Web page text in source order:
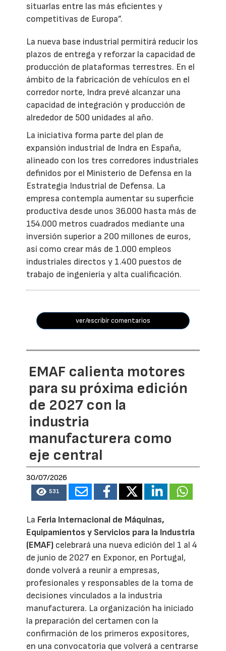
situarlas entre las más eficientes y
competitivas de Europa”.
La nueva base industrial permitirá reducir los
plazos de entrega y reforzar la capacidad de
producción de plataformas terrestres. En el
ámbito de la fabricación de vehículos en el
corredor norte, Indra prevé alcanzar una
capacidad de integración y producción de
alrededor de 500 unidades al año.
La iniciativa forma parte del plan de
expansión industrial de Indra en España,
alineado con los tres corredores industriales
definidos por el Ministerio de Defensa en la
Estrategia Industrial de Defensa. La
empresa contempla aumentar su superficie
productiva desde unos 36.000 hasta más de
154.000 metros cuadrados mediante una
inversión superior a 200 millones de euros,
así como crear más de 1.000 empleos
industriales directos y 1.400 puestos de
trabajo de ingeniería y alta cualificación.
ver/escribir comentarios
EMAF calienta motores
para su próxima edición
de 2027 con la
industria
manufacturera como
eje central
30/07/2026
531
La Feria Internacional de Máquinas,
Equipamientos y Servicios para la Industria
(EMAF) celebrará una nueva edición del 1 al 4
de junio de 2027 en Exponor, en Portugal,
donde volverá a reunir a empresas,
profesionales y responsables de la toma de
decisiones vinculados a la industria
manufacturera. La organización ha iniciado
la preparación del certamen con la
confirmación de los primeros expositores,
en una convocatoria que volverá a centrarse